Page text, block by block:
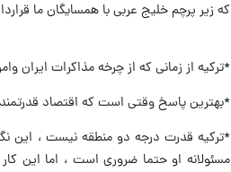
که زیر پرچم خلیج عربی با همسایگان ما
*ترکیه از زمانی که از چرخه مذاکرات
*بهترین پاسخ وقتی است که اقتصاد
*ترکیه قدرت درجه دو منطقه نیست ، این
مسئولانه او حتما ضروری است ، اما این